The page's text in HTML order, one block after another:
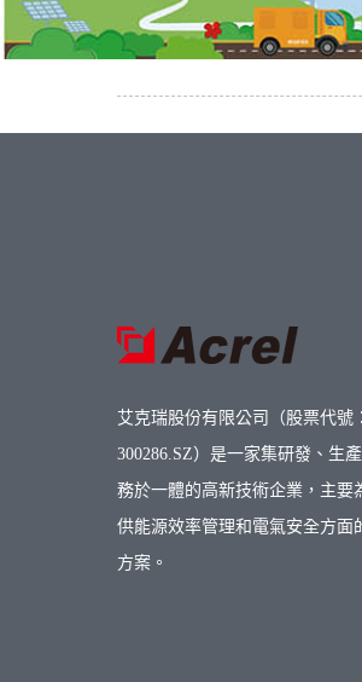
艾克瑞股份有限公司（股票代號：
300286.SZ）是一家集研發、生
務於一體的高新技術企業，主要
供能源效率管理和電氣安全方面
方案。